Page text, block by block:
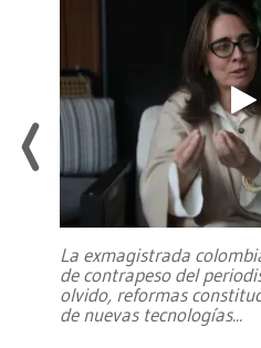
La exmagistrada
de contrapeso del
olvido, reformas
de nuevas tecnologías...